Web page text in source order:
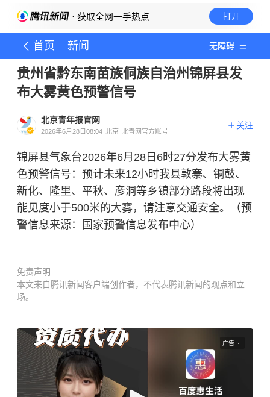
· 获取全网一手热点 打开
首页 新闻 无障碍
贵州省黔东南苗族侗族自治州锦屏县发
布大雾黄色预警信号
北京青年报官网
2026年6月28日08:04 北京 北青网官方账号
关注
锦屏县气象台2026年6月28日6时27分发布大雾黄
色预警信号：预计未来12小时我县敦寨、铜鼓、
新化、隆里、平秋、彦洞等乡镇部分路段将出现
能见度小于500米的大雾，请注意交通安全。（预
警信息来源：国家预警信息发布中心）
免责声明
本文来自腾讯新闻客户端创作者，不代表腾讯新闻的观点和立
场。
广告